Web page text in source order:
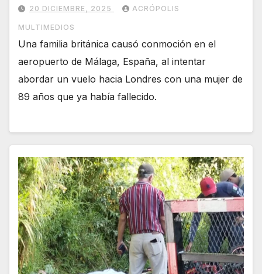
20 DICIEMBRE, 2025 ACRÓPOLIS
MULTIMEDIOS
Una familia británica causó conmoción en el
aeropuerto de Málaga, España, al intentar
abordar un vuelo hacia Londres con una mujer de
89 años que ya había fallecido.